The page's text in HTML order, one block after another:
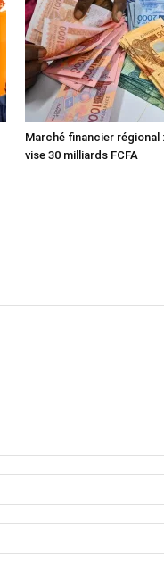
Marché financier régional
vise 30 milliards FCFA